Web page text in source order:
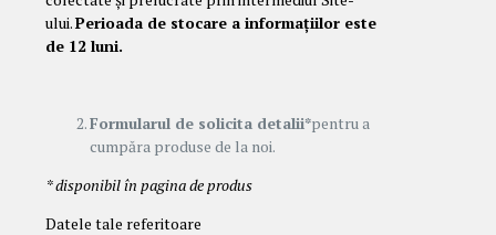
ului.Perioada de stocare a informațiilor este
de 12 luni.
Formularul de solicita detalii*pentru a
cumpăra produse de la noi.
* disponibil în pagina de produs
Datele tale referitoare